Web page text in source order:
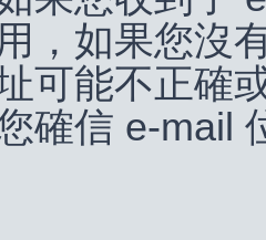
，如果您沒
可能不正確
確信 e-mail